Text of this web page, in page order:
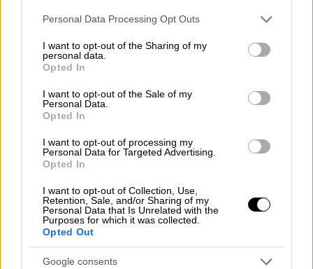
Please note that this website/app uses one or more Google
not limited to your visit or usage behaviour. You may click to
grant or deny consent to Google and its third-party tags to
use your data for below specified purposes in below Google
consent section.
Personal Data Processing Opt Outs
I want to opt-out of the Sharing of my
personal data.
Opted In
I want to opt-out of the Sale of my
Personal Data.
Opted In
I want to opt-out of processing my
Personal Data for Targeted Advertising.
Opted In
I want to opt-out of Collection, Use,
Retention, Sale, and/or Sharing of my
Personal Data that Is Unrelated with the
Purposes for which it was collected.
Opted Out
Google consents
Ο Δήμος είχε επιχειρήσει να αξιοποιήσει το
άρθρο 79 του Κώδικα Δήμων και Κοινοτήτων
ώστε να θεσπίσει ειδικές ρυθμίσεις για
Αποκεντρωμένη δεν αποδέχθηκε αυτή την
ερμηνεία και έκρινε ότι απαιτούνται ειδικές
κυκλοφοριακές μελέτες και ρυθμίσεις βάσει
του ΚΟΚ.